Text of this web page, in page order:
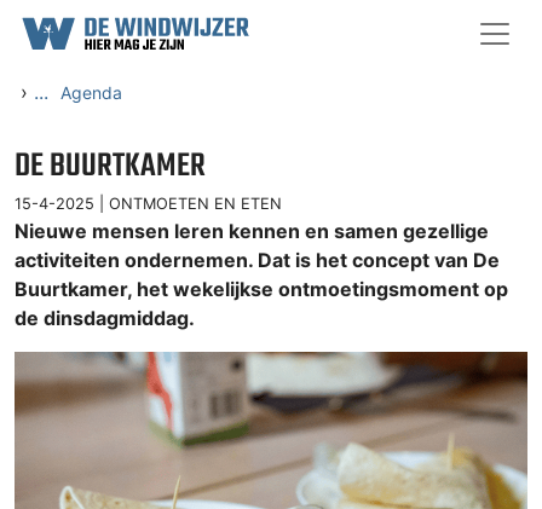
Ga naar content
› ... Agenda
DE BUURTKAMER
15-4-2025 | ONTMOETEN EN ETEN
Nieuwe mensen leren kennen en samen gezellige
activiteiten ondernemen. Dat is het concept van De
Buurtkamer, het wekelijkse ontmoetingsmoment op
de dinsdagmiddag.